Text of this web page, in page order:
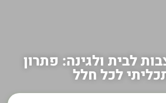
לבית ולגינה: פתרון
לכל חלל